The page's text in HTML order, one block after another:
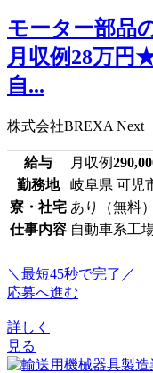
モーター部品
月収例28万円
自...
株式会社BREXA Next
給与 月収例
勤務地
岐阜県 可児
寮・社宅 あり（無料）
仕事内容 自動車系工
＼最短45秒で完了／
応募へ進む
詳しく
見る